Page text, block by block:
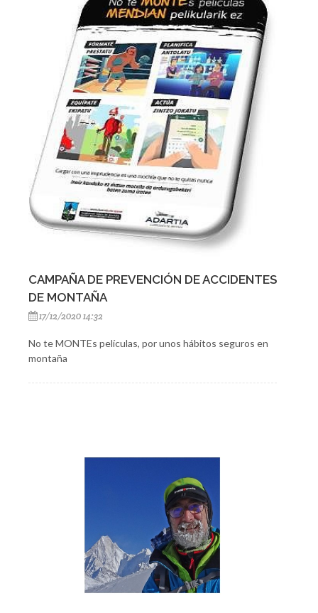
CAMPAÑA DE PREVENCIÓN DE ACCIDENTES
DE MONTAÑA
17/12/2020 14:32
No te MONTEs películas, por unos hábitos seguros en
montaña